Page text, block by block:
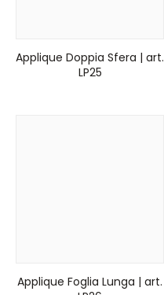
Applique Doppia Sfera | art.
LP25
Applique Foglia Lunga | art.